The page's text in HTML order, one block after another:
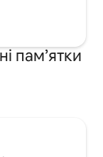
пам’ятки